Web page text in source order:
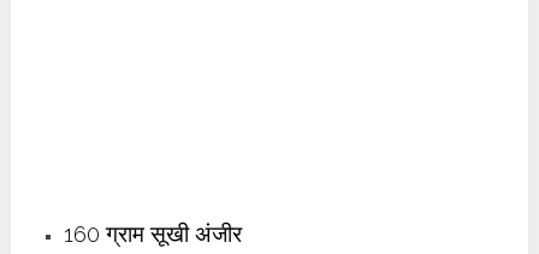
160 ग्राम सूखी अंजीर